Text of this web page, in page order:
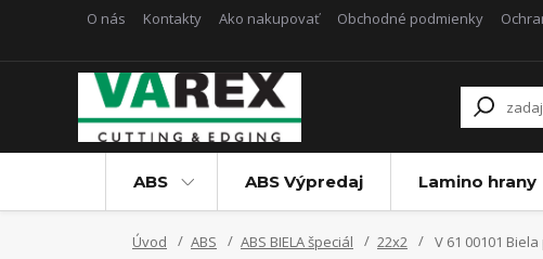
O nás Kontakty Ako nakupovať Obchodné podmienky
ABS ABS Výpredaj Lamino hrany
Úvod ABS ABS BIELA špeciál 22x2 V 61 00101